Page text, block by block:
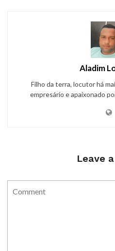
Aladim
Filho da terra, locutor há
empresário e apaixonado
Leave